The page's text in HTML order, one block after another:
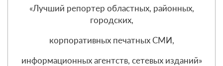
«Лучший репортер областных, районных,
городских,
корпоративных печатных СМИ,
информационных агентств, сетевых изданий»